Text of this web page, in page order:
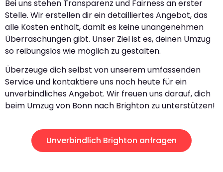
Bei uns stehen Transparenz und Fairness an erster
Stelle. Wir erstellen dir ein detailliertes Angebot, das
alle Kosten enthält, damit es keine unangenehmen
Überraschungen gibt. Unser Ziel ist es, deinen Umzug
so reibungslos wie möglich zu gestalten.
Überzeuge dich selbst von unserem umfassenden
Service und kontaktiere uns noch heute für ein
unverbindliches Angebot. Wir freuen uns darauf, dich
beim Umzug von Bonn nach Brighton zu unterstützen!
Unverbindlich Brighton anfragen